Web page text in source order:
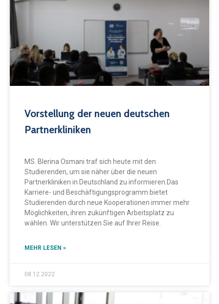
Vorstellung der neuen deutschen
Partnerkliniken
MS. Blerina Osmani traf sich heute mit den
Studierenden, um sie näher über die neuen
Partnerkliniken in Deutschland zu informieren.Das
Karriere- und Beschäftigungsprogramm bietet
Studierenden durch neue Kooperationen immer mehr
Möglichkeiten, ihren zukünftigen Arbeitsplatz zu
wählen. Wir unterstützen Sie auf Ihrer Reise.
MEHR LESEN »
08.12.2022